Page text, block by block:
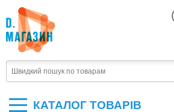
КАТАЛОГ ТОВАРIВ